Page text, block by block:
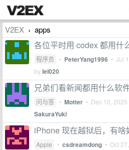
V2EX › apps
各位平时用 codex 都用什
程序员 • PeterYang1996 • Jul
bylel020
兄弟们看新闻都用什么软
问与答 • Motter • Dec 10, 2025
SakuraYuki
iPhone 现在越狱后，有啥
Apple • csdreamdong • Oct